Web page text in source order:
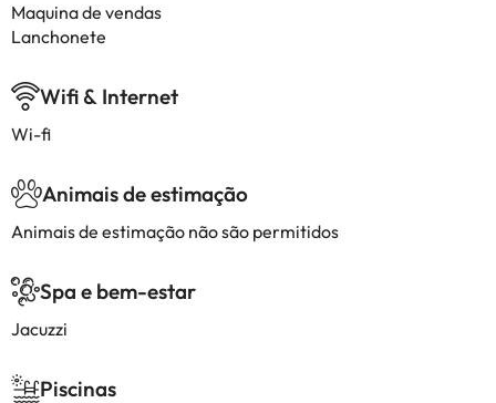
Maquina de vendas
Lanchonete
Wifi & Internet
Wi-fi
Animais de estimação
Animais de estimação não são permitidos
Spa e bem-estar
Jacuzzi
Piscinas